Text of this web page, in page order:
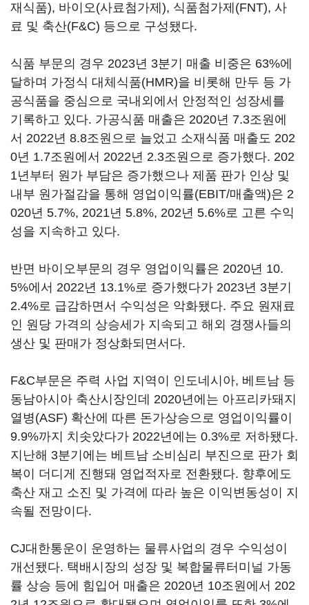
재식품), 바이오(사료첨가제), 식품첨가제(FNT), 사
료 및 축산(F&C) 등으로 구성됐다.
식품 부문의 경우 2023년 3분기 매출 비중은 63%에
달하며 가정식 대체식품(HMR)을 비롯해 만두 등 가
공식품을 중심으로 국내외에서 안정적인 성장세를
기록하고 있다. 가공식품 매출은 2020년 7.3조원에
서 2022년 8.8조원으로 늘었고 소재식품 매출도 202
0년 1.7조원에서 2022년 2.3조원으로 증가했다. 202
1년부터 원가 부담은 증가했으나 제품 판가 인상 및
내부 원가절감을 통해 영업이익률(EBIT/매출액)은 2
020년 5.7%, 2021년 5.8%, 202년 5.6%로 고른 수익
성을 지속하고 있다.
반면 바이오부문의 경우 영업이익률은 2020년 10.
5%에서 2022년 13.1%로 증가했다가 2023년 3분기
2.4%로 급감하면서 수익성은 악화됐다. 주요 원재료
인 원당 가격의 상승세가 지속되고 해외 경쟁사들의
생산 및 판매가 정상화되면서다.
F&C부문은 주력 사업 지역이 인도네시아, 베트남 등
동남아시아 축산시장인데 2020년에는 아프리카돼지
열병(ASF) 확산에 따른 돈가상승으로 영업이익률이
9.9%까지 치솟았다가 2022년에는 0.3%로 저하됐다.
지난해 3분기에는 베트남 소비심리 부진으로 판가 회
복이 더디게 진행돼 영업적자로 전환됐다. 향후에도
축산 재고 소진 및 가격에 따라 높은 이익변동성이 지
속될 전망이다.
CJ대한통운이 운영하는 물류사업의 경우 수익성이
개선됐다. 택배시장의 성장 및 복합물류터미널 가동
률 상승 등에 힘입어 매출은 2020년 10조원에서 202